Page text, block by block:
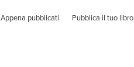
Appena pubblicati Pubblica il tuo libro